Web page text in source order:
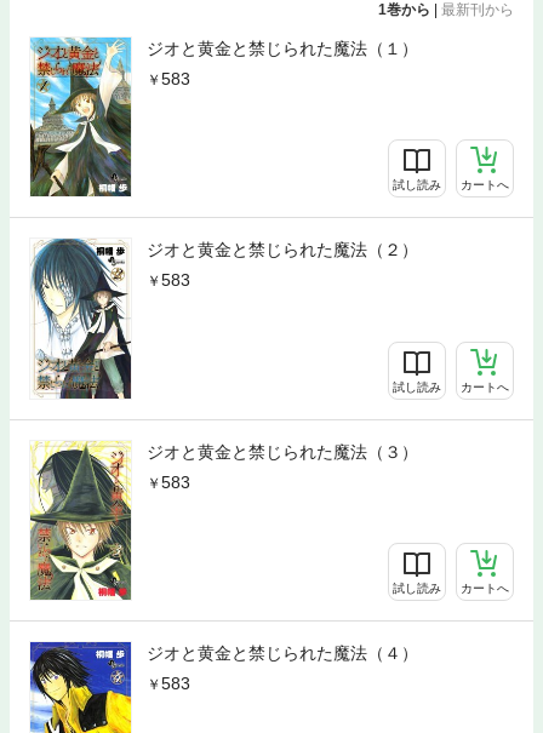
1巻から 最新刊から
ジオと黄金と禁じられた魔法（１）
583
試し読み カートへ
ジオと黄金と禁じられた魔法（２）
583
試し読み カートへ
ジオと黄金と禁じられた魔法（３）
583
試し読み カートへ
ジオと黄金と禁じられた魔法（４）
583